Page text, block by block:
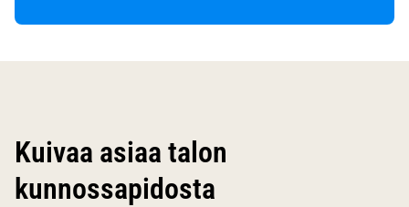
Kuivaa asiaa talon
kunnossapidosta